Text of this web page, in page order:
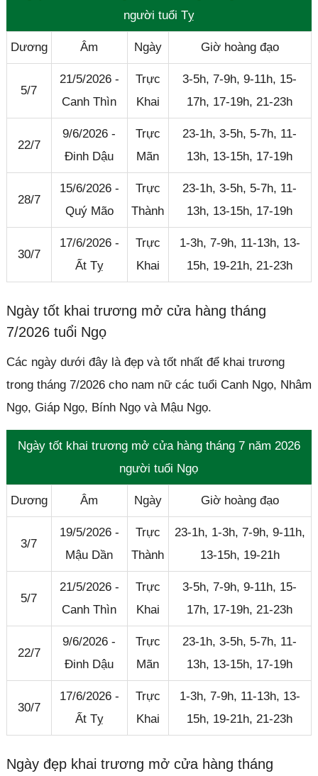
người tuổi Tỵ
Dương Âm Ngày Giờ hoàng đạo
5/7
21/5/2026 -
Canh Thìn
Trực
Khai
3-5h, 7-9h, 9-11h, 15-
17h, 17-19h, 21-23h
22/7
9/6/2026 -
Đinh Dậu
Trực
Mãn
23-1h, 3-5h, 5-7h, 11-
13h, 13-15h, 17-19h
28/7
15/6/2026 -
Quý Mão
Trực
Thành
23-1h, 3-5h, 5-7h, 11-
13h, 13-15h, 17-19h
30/7
17/6/2026 -
Ất Tỵ
Trực
Khai
1-3h, 7-9h, 11-13h, 13-
15h, 19-21h, 21-23h
Ngày tốt khai trương mở cửa hàng tháng
7/2026 tuổi Ngọ
Các ngày dưới đây là đẹp và tốt nhất để khai trương
trong tháng 7/2026 cho nam nữ các tuổi Canh Ngọ, Nhâm
Ngọ, Giáp Ngọ, Bính Ngọ và Mậu Ngọ.
Ngày tốt khai trương mở cửa hàng tháng 7 năm 2026
người tuổi Ngọ
Dương Âm Ngày Giờ hoàng đạo
3/7
19/5/2026 -
Mậu Dần
Trực
Thành
23-1h, 1-3h, 7-9h, 9-11h,
13-15h, 19-21h
5/7
21/5/2026 -
Canh Thìn
Trực
Khai
3-5h, 7-9h, 9-11h, 15-
17h, 17-19h, 21-23h
22/7
9/6/2026 -
Đinh Dậu
Trực
Mãn
23-1h, 3-5h, 5-7h, 11-
13h, 13-15h, 17-19h
30/7
17/6/2026 -
Ất Tỵ
Trực
Khai
1-3h, 7-9h, 11-13h, 13-
15h, 19-21h, 21-23h
Ngày đẹp khai trương mở cửa hàng tháng